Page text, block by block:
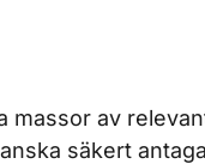
massor av
säkert